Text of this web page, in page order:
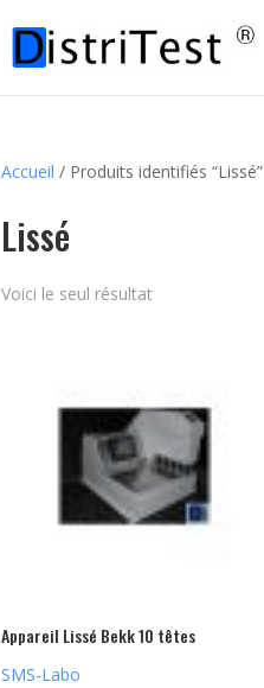
Accueil / Produits identifiés “Lissé”
Lissé
Voici le seul résultat
Appareil Lissé Bekk 10 têtes
SMS-Labo